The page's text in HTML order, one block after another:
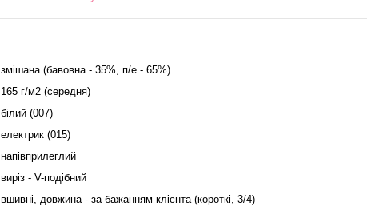
змішана (бавовна - 35%, п/е - 65%)
165 г/м2 (середня)
білий (007)
електрик (015)
напівприлеглий
виріз - V-подібний
вшивні, довжина - за бажанням клієнта (короткі, 3/4)